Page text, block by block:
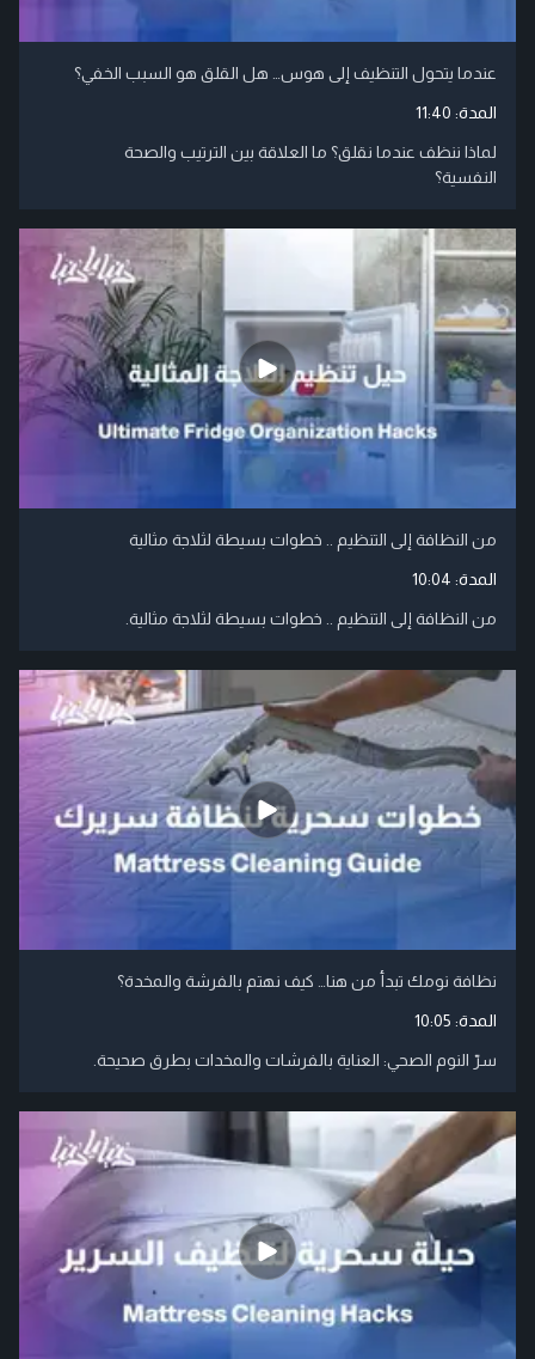
عندما يتحول التنظيف إلى هوس… هل القلق هو السبب الخفي؟
المدة: 11:40
لماذا ننظف عندما نقلق؟ ما العلاقة بين الترتيب والصحة
النفسية؟
من النظافة إلى التنظيم .. خطوات بسيطة لثلاجة مثالية
المدة: 10:04
من النظافة إلى التنظيم .. خطوات بسيطة لثلاجة مثالية.
نظافة نومك تبدأ من هنا… كيف نهتم بالفرشة والمخدة؟
المدة: 10:05
سرّ النوم الصحي: العناية بالفرشات والمخدات بطرق صحيحة.